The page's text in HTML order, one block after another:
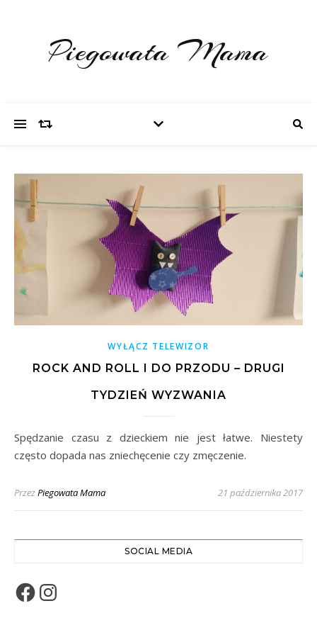
Piegowata Mama
WYŁĄCZ TELEWIZOR
ROCK AND ROLL I DO PRZODU – DRUGI
TYDZIEŃ WYZWANIA
Spędzanie czasu z dzieckiem nie jest łatwe. Niestety
często dopada nas zniechęcenie czy zmęczenie.
PrzezPiegowata Mama 21 października 2017
SOCIAL MEDIA
Facebook
Instagram